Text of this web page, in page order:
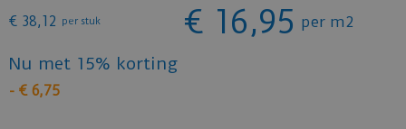
€ 38,12 per stuk € 16,95 per m2
Nu met 15% korting
- € 6,75